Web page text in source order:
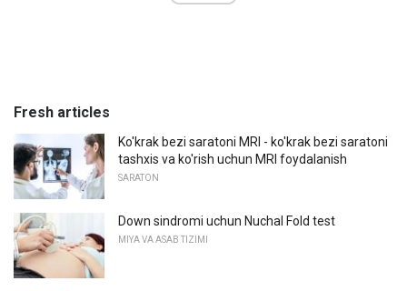
Fresh articles
Ko'krak bezi saratoni MRI - ko'krak bezi saratoni
tashxis va ko'rish uchun MRI foydalanish
SARATON
Down sindromi uchun Nuchal Fold test
MIYA VA ASAB TIZIMI